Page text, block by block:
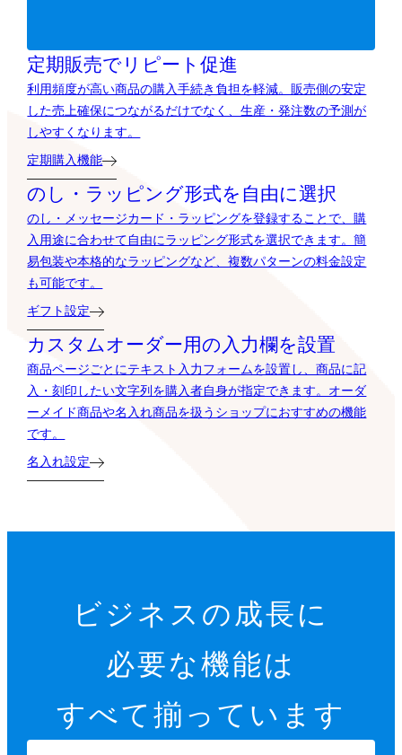
利用頻度が高い商品の購入手続き負担を軽減。販売側の安定
した売上確保につながるだけでなく、生産・発注数の予測が
しやすくなります。
定期購入機能
のし・ラッピング形式を自由に選択
のし・メッセージカード・ラッピングを登録することで、購
入用途に合わせて自由にラッピング形式を選択できます。簡
易包装や本格的なラッピングなど、複数パターンの料金設定
も可能です。
ギフト設定
カスタムオーダー用の入力欄を設置
商品ページごとにテキスト入力フォームを設置し、商品に記
入・刻印したい文字列を購入者自身が指定できます。オーダ
ーメイド商品や名入れ商品を扱うショップにおすすめの機能
です。
名入れ設定
必要な機能は
すべて揃っています
資料をダウンロードする